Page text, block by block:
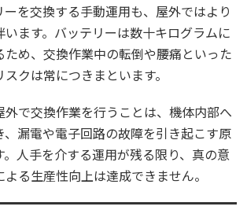
を交換する手動運用も、屋外ではより
ます。バッテリーは数十キログラムに
ため、交換作業中の転倒や腰痛といった
クは常につきまといます。
外で交換作業を行うことは、機体内部へ
、漏電や電子回路の故障を引き起こす原
人手を介する運用が残る限り、真の意
る生産性向上は達成できません。